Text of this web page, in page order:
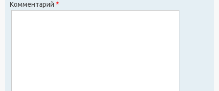
Комментарий *